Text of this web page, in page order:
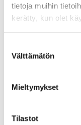
tietoja muihin
kerätty, kun olet
valinta
Välttämätön
Mieltymykset
Tilastot
kehittämään
työtehtäviin
ja arjen
jossa tilat
alueet